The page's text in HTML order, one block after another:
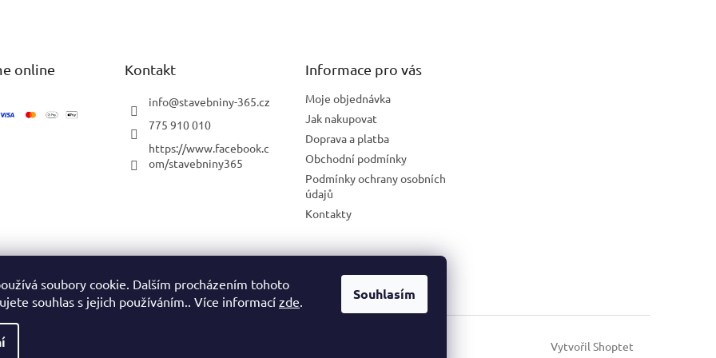
soubory cookie. Dalším procházením tohoto
souhlas s jejich používáním.. Více informací zde. Souhlasím
online
Kontakt
info@stavebniny-365.cz
775 910 010
https://www.facebook.c
om/stavebniny365
Informace pro vás
Moje objednávka
Jak nakupovat
Doprava a platba
Obchodní podmínky
Podmínky ochrany osobních
údajů
Kontakty
Vytvořil Shoptet